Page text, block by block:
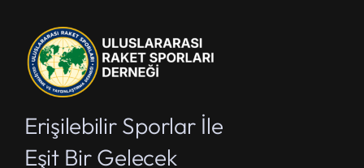
Erişilebilir Sporlar İle
Eşit Bir Gelecek